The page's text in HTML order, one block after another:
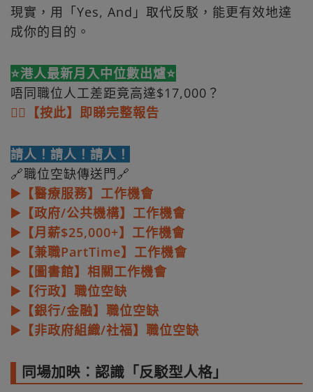
現實，用「Yes, And」取代反駁，能更有效地達
成你的目的。
⭐港人最新月入中位數出爐⭐
唔同職位人工差距竟高達$17,000？
👉🏻【按此】即睇完整報告
請人！請人！請人！
🔗職位空缺傳送門🔗
▶️【醫療服務】工作機會
▶️【政府/公共機構】工作機會
▶️【月薪$25,000+】工作機會
▶️【兼職PartTime】工作機會
▶️【圖書館】相關工作機會
▶️【行政】職位空缺
▶️【銀行/金融】職位空缺
▶️【非政府組織/社福】職位空缺
同場加映︰認識「反駁型人格」